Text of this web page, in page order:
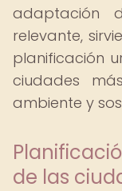
adaptación
relevante,
planificación
ciudades
ambiente y
de las